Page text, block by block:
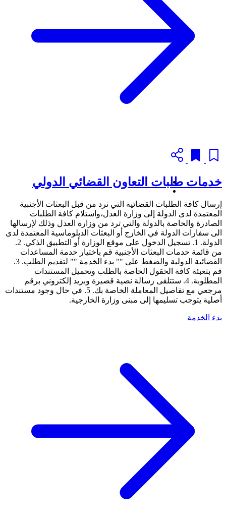
خدمات طلبات التعاون القضائي الدولي
إرسال كافة الطلبات القضائية التي ترد من قبل البعثات الأجنبية
المعتمدة لدى الدولة إلى وزارة العدل،واستلام كافة الطلبات
الصادرة والخاصة بالدولة والتي ترد من وزارة العدل وذلك لإرسالها
الى سفارات الدولة في الخارج أو البعثات الدبلوماسية المعتمدة لدى
الدولة. 1. تسجيل الدخول على موقع الوزارة أو التطبيق الذكي. 2.
من قائمة خدمات البعثات الأجنبية قم باختيار خدمة المساعدات
القضائية الدولية والضغط على "" بدء الخدمة "" لتقديم الطلب. 3.
قم بتعبئة كافة الحقول الخاصة بالطلب وتحميل المستندات
المطلوبة. 4. ستتلقى رسالة نصية قصيرة وبريد إلكتروني برقم
مرجعي مع تفاصيل المعاملة الخاصة بك. 5. في حال وجود مستندات
أصلية يتوجب تسليمها إلى مبنى وزارة الخارجية.
بدء الخدمة